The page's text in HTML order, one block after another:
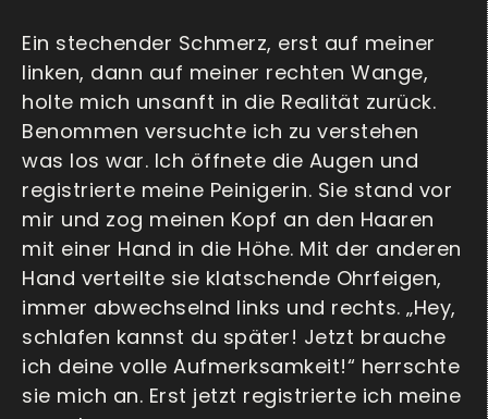
Ein stechender Schmerz, erst auf meiner
linken, dann auf meiner rechten Wange,
holte mich unsanft in die Realität zurück.
Benommen versuchte ich zu verstehen
was los war. Ich öffnete die Augen und
registrierte meine Peinigerin. Sie stand vor
mir und zog meinen Kopf an den Haaren
mit einer Hand in die Höhe. Mit der anderen
Hand verteilte sie klatschende Ohrfeigen,
immer abwechselnd links und rechts. „Hey,
schlafen kannst du später! Jetzt brauche
ich deine volle Aufmerksamkeit!“ herrschte
sie mich an. Erst jetzt registrierte ich meine